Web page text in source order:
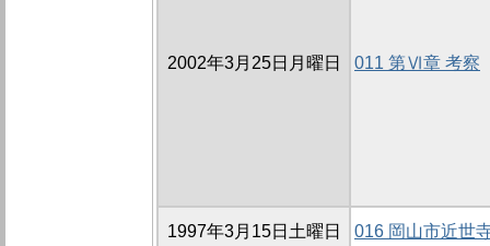
2002年3月25日月曜日 011 第Ⅵ章 考察
1997年3月15日土曜日 016 岡山市近世